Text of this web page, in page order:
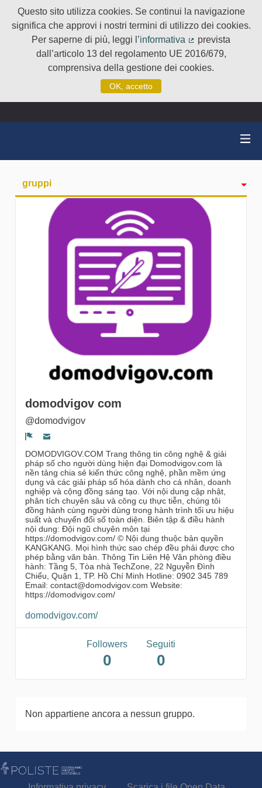
Questo sito utilizza cookies. Se continui la navigazione
significa che approvi i nostri termini di utilizzo dei cookies.
Per saperne di più, leggi l’informativa
(Collegamento
prevista
dall’articolo 13 del regolamento UE 2016/679,
comprensiva della gestione dei cookies.
OK, accetto
gruppi
domodvigov com
@domodvigov
Segnala un problema
DOMODVIGOV.COM Trang thông tin công nghệ & giải
pháp số cho người dùng hiện đại Domodvigov.com là
nền tảng chia sẻ kiến thức công nghệ, phần mềm ứng
dụng và các giải pháp số hóa dành cho cá nhân, doanh
nghiệp và cộng đồng sáng tạo. Với nội dung cập nhật,
phân tích chuyên sâu và công cụ thực tiễn, chúng tôi
đồng hành cùng người dùng trong hành trình tối ưu hiệu
suất và chuyển đổi số toàn diện. Biên tập & điều hành
nội dung: Đội ngũ chuyên môn tại
https://domodvigov.com/ © Nội dung thuộc bản quyền
KANGKANG. Mọi hình thức sao chép đều phải được cho
phép bằng văn bản. Thông Tin Liên Hệ Văn phòng điều
hành: Tầng 5, Tòa nhà TechZone, 22 Nguyễn Đình
Chiểu, Quận 1, TP. Hồ Chí Minh Hotline: 0902 345 789
Email: contact@domodvigov.com Website:
https://domodvigov.com/
domodvigov.com/
Followers
0
Seguiti
0
Non appartiene ancora a nessun gruppo.